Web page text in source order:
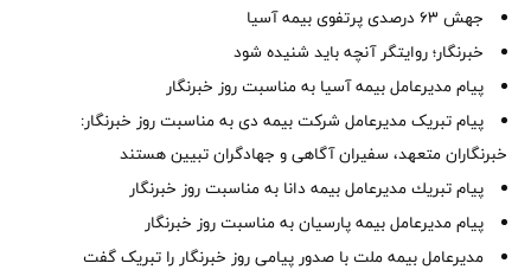
جهش ۶۳ درصدی پرتفوی بیمه آسیا
خبرنگار؛ روایتگر آنچه باید شنیده شود
پیام مدیرعامل بیمه آسیا به مناسبت روز خبرنگار
پیام تبریک مدیرعامل شرکت بیمه دی به مناسبت روز خبرنگار:
خبرنگاران متعهد، سفیران آگاهی و جهادگران تبیین هستند
پیام ‌تبریك‌ مدیرعامل بیمه دانا به مناسبت روز خبرنگار
پیام مدیرعامل بیمه پارسیان به مناسبت روز خبرنگار
مدیرعامل بیمه ملت با صدور پیامی روز خبرنگار را تبریک گفت